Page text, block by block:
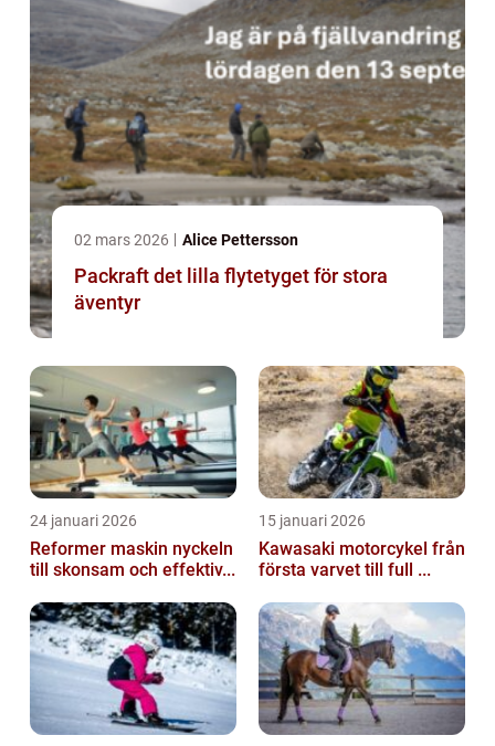
02 mars 2026 Alice Pettersson
Packraft det lilla flytetyget för stora
äventyr
24 januari 2026
Reformer maskin nyckeln
till skonsam och effektiv...
15 januari 2026
Kawasaki motorcykel från
första varvet till full ...